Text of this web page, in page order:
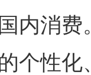
内消
个性